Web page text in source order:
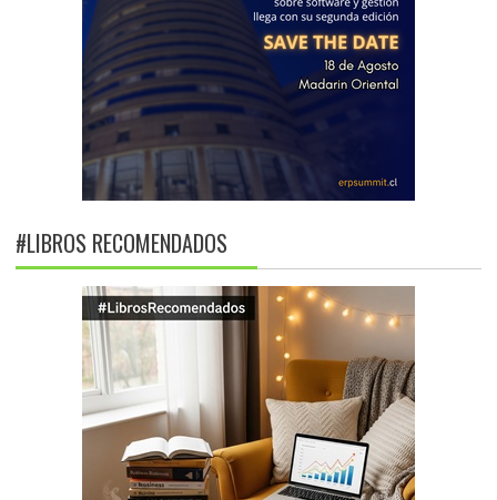
#LIBROS RECOMENDADOS